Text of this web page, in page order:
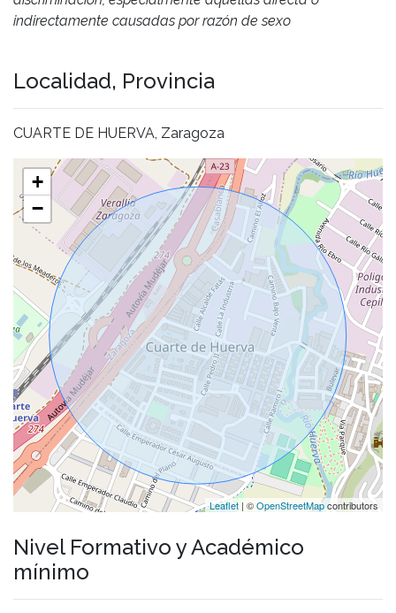
indirectamente causadas por razón de sexo
Localidad, Provincia
CUARTE DE HUERVA, Zaragoza
+
−
Leaflet | ©OpenStreetMapcontributors
Nivel Formativo y Académico
mínimo